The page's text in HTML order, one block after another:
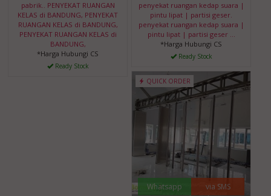
pabrik.. PENYEKAT RUANGAN
KELAS di BANDUNG, PENYEKAT
RUANGAN KELAS di BANDUNG,
PENYEKAT RUANGAN KELAS di
BANDUNG,
*Harga Hubungi CS
Ready Stock
penyekat ruangan kedap suara |
pintu lipat | partisi geser.
penyekat ruangan kedap suara |
pintu lipat | partisi geser …
*Harga Hubungi CS
Ready Stock
QUICK ORDER
Whatsapp via SMS